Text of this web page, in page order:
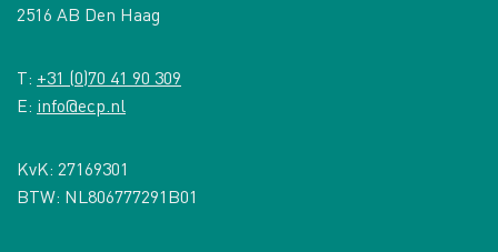
2516 AB Den Haag
T: +31 (0)70 41 90 309
E: info@ecp.nl
KvK: 27169301
BTW: NL806777291B01